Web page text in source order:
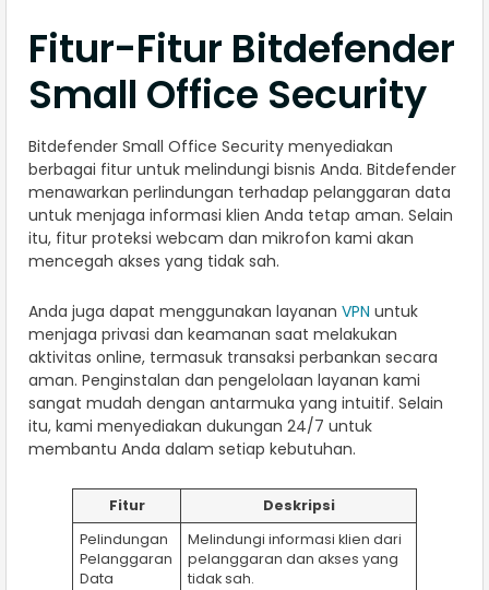
Fitur-Fitur Bitdefender
Small Office Security
Bitdefender Small Office Security menyediakan
berbagai fitur untuk melindungi bisnis Anda. Bitdefender
menawarkan perlindungan terhadap pelanggaran data
untuk menjaga informasi klien Anda tetap aman. Selain
itu, fitur proteksi webcam dan mikrofon kami akan
mencegah akses yang tidak sah.
Anda juga dapat menggunakan layanan VPN untuk
menjaga privasi dan keamanan saat melakukan
aktivitas online, termasuk transaksi perbankan secara
aman. Penginstalan dan pengelolaan layanan kami
sangat mudah dengan antarmuka yang intuitif. Selain
itu, kami menyediakan dukungan 24/7 untuk
membantu Anda dalam setiap kebutuhan.
Fitur
Deskripsi
Pelindungan
Pelanggaran
Data
Melindungi informasi klien dari
pelanggaran dan akses yang
tidak sah.